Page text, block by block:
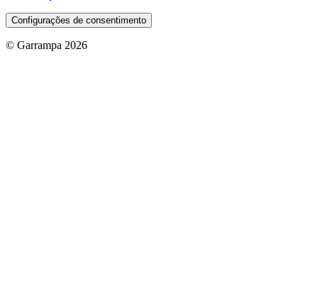
Configurações de consentimento
© Garrampa 2026